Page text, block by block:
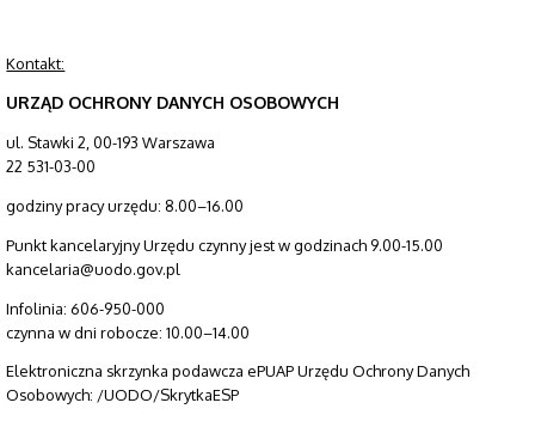
Kontakt:
URZĄD OCHRONY DANYCH OSOBOWYCH
ul. Stawki 2, 00-193 Warszawa
22 531-03-00
godziny pracy urzędu: 8.00–16.00
Punkt kancelaryjny Urzędu czynny jest w godzinach 9.00-15.00
kancelaria@uodo.gov.pl
Infolinia: 606-950-000
czynna w dni robocze: 10.00–14.00
Elektroniczna skrzynka podawcza ePUAP Urzędu Ochrony Danych
Osobowych: /UODO/SkrytkaESP